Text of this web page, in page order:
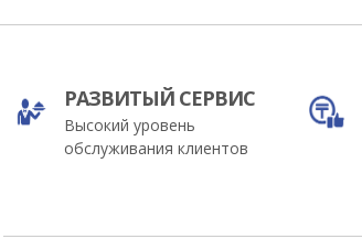
РАЗВИТЫЙ СЕРВИС
Высокий уровень
обслуживания клиентов